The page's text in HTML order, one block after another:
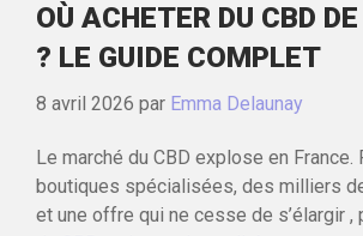
OÙ ACHETER DU CBD
? LE GUIDE COMPLET
8 avril 2026 par Emma Delaunay
Le marché du CBD explose en
boutiques spécialisées, des milliers
et une offre qui ne cesse de s’élargir ,